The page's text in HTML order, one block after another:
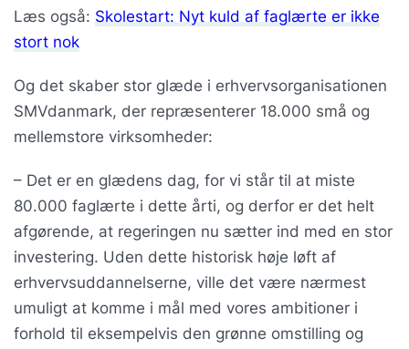
Læs også: Skolestart: Nyt kuld af faglærte er ikke
stort nok
Og det skaber stor glæde i erhvervsorganisationen
SMVdanmark, der repræsenterer 18.000 små og
mellemstore virksomheder:
– Det er en glædens dag, for vi står til at miste
80.000 faglærte i dette årti, og derfor er det helt
afgørende, at regeringen nu sætter ind med en stor
investering. Uden dette historisk høje løft af
erhvervsuddannelserne, ville det være nærmest
umuligt at komme i mål med vores ambitioner i
forhold til eksempelvis den grønne omstilling og